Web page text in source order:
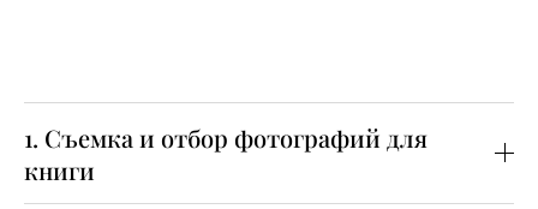
1. Съемка и отбор фотографий для
книги